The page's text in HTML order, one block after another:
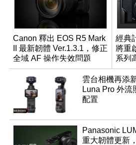
Canon 釋出 EOS R5 Mark
II 最新韌體 Ver.1.3.1，修正
全域 AF 操作失效問題
經典
將重
系列
雲台相機再添
Luna Pro 外流
配置
Panasonic
重大韌體更新